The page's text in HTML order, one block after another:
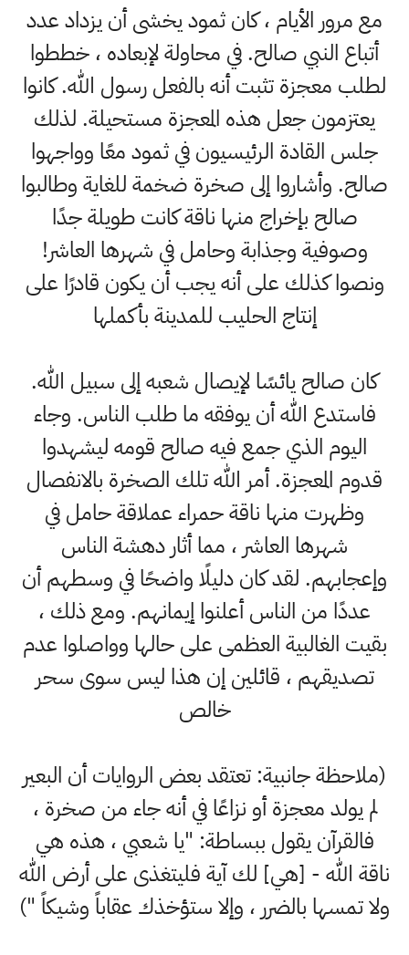
مع مرور الأيام ، كان ثمود يخشى أن يزداد عدد
أتباع النبي صالح. في محاولة لإبعاده ، خططوا
لطلب معجزة تثبت أنه بالفعل رسول الله. كانوا
يعتزمون جعل هذه المعجزة مستحيلة. لذلك
جلس القادة الرئيسيون في ثمود معًا وواجهوا
صالح. وأشاروا إلى صخرة ضخمة للغاية وطالبوا
صالح بإخراج منها ناقة كانت طويلة جدًا
وصوفية وجذابة وحامل في شهرها العاشر!
ونصوا كذلك على أنه يجب أن يكون قادرًا على
إنتاج الحليب للمدينة بأكملها
كان صالح يائسًا لإيصال شعبه إلى سبيل الله.
فاستدع الله أن يوفقه ما طلب الناس. وجاء
اليوم الذي جمع فيه صالح قومه ليشهدوا
قدوم المعجزة. أمر الله تلك الصخرة بالانفصال
وظهرت منها ناقة حمراء عملاقة حامل في
شهرها العاشر ، مما أثار دهشة الناس
وإعجابهم. لقد كان دليلًا واضحًا في وسطهم أن
عددًا من الناس أعلنوا إيمانهم. ومع ذلك ،
بقيت الغالبية العظمى على حالها وواصلوا عدم
تصديقهم ، قائلين إن هذا ليس سوى سحر
خالص
(ملاحظة جانبية: تعتقد بعض الروايات أن البعير
لم يولد معجزة أو نزاعًا في أنه جاء من صخرة ،
فالقرآن يقول ببساطة: "يا شعبي ، هذه هي
ناقة الله - [هي] لك آية فليتغذى على أرض الله
ولا تمسها بالضرر ، وإلا ستؤخذك عقاباً وشيكاً ")